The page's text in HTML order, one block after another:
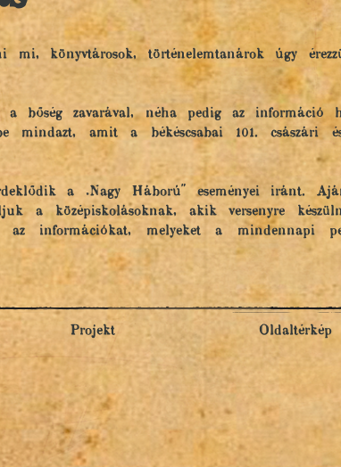
könyvtárosok, történelemtanárok úgy
bőség zavarával, néha pedig az információ
amit a békéscsabai 101. császári
a „Nagy Háború" eseményei iránt.
a középiskolásoknak, akik versenyre
információkat, melyeket a mindennapi
Projekt Oldaltérkép